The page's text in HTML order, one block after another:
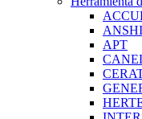
APT